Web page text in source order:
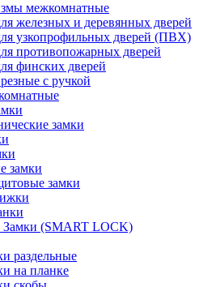
межкомнатные
железных и деревянных дверей
узкопрофильных дверей (ПВХ)
противопожарных дверей
финских дверей
с ручкой
замки
замки
замки
Замки (SMART LOCK)
раздельные
на планке